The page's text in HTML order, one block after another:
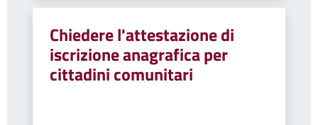
Chiedere l'attestazione di
iscrizione anagrafica per
cittadini comunitari